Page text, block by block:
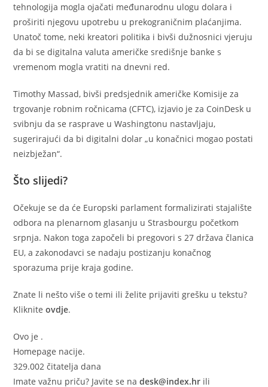
tehnologija mogla ojačati međunarodnu ulogu dolara i
proširiti njegovu upotrebu u prekograničnim plaćanjima.
Unatoč tome, neki kreatori politika i bivši dužnosnici vjeruju
da bi se digitalna valuta američke središnje banke s
vremenom mogla vratiti na dnevni red.
Timothy Massad, bivši predsjednik američke Komisije za
trgovanje robnim ročnicama (CFTC), izjavio je za CoinDesk u
svibnju da se rasprave u Washingtonu nastavljaju,
sugerirajući da bi digitalni dolar „u konačnici mogao postati
neizbježan“.
Što slijedi?
Očekuje se da će Europski parlament formalizirati stajalište
odbora na plenarnom glasanju u Strasbourgu početkom
srpnja. Nakon toga započeli bi pregovori s 27 država članica
EU, a zakonodavci se nadaju postizanju konačnog
sporazuma prije kraja godine.
Znate li nešto više o temi ili želite prijaviti grešku u tekstu?
Klikniteovdje.
Ovo je .
Homepage nacije.
329.002 čitatelja dana
Imate važnu priču? Javite se nadesk@index.hr ili